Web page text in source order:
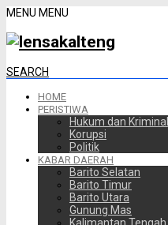
MENU MENU
SEARCH
HOME
PERISTIWA
Hukum dan Kriminal
Korupsi
Politik
KABAR DAERAH
Barito Selatan
Barito Timur
Barito Utara
Gunung Mas